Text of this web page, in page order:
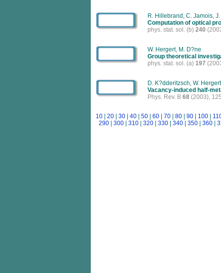
R. Hillebrand, C. Jamois,
Computation of optical
phys. stat. sol. (b) 240
W. Hergert, M. D?ne
Group theoretical
phys. stat. sol. (a) 197
D. K?dderitzsch, W.
Vacancy-induced half-
Phys. Rev. B 68 (2003),
10| 20| 30| 40| 50| 60| 70| 80| 90| 100|
290
300 310 320 330 340 350 360